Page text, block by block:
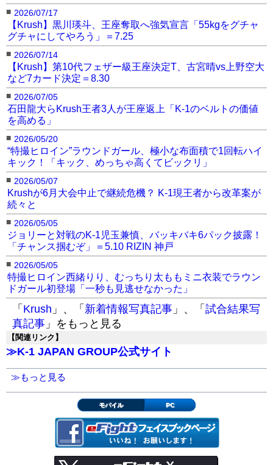
■ 2026/07/17
【Krush】黒川瑛斗、王座奪取へ強気宣言「55kgをグチャ
グチャにしてやろう」＝7.25
■ 2026/07/14
【Krush】第10代フェザー級王座決定T、古宮晴vs上野空大
など7カード決定＝8.30
■ 2026/07/05
石田龍大らKrush王者3人が王座返上「K-1のベルトの価値
を高める」
■ 2026/05/20
“特撮ヒロイン”ラウンドガール、極小な布面積で1回転ハイ
キック！「キック、めっちゃ高くてビックリ」
■ 2026/05/07
Krushが6月大会中止で継続危機？ K-1現王者から改革案が
続々と
■ 2026/05/05
ジョリーと対戦のK-1児玉兼慎、バッキバキ6パック披露！
「チャンス掴むぞ」＝5.10 RIZIN 神戸
■ 2026/05/05
特撮ヒロイン西緒りり、むっちり太ももミニ衣装でラウン
ドガール初登場「一秒も見逃せなかった」
「 Krush 」、「 新着情報写真記事 」、「 試合結果写
真記事 」をもっと見る
【関連リンク】
≫K-1 JAPAN GROUP公式サイト
≫もっと見る
モバイル PC